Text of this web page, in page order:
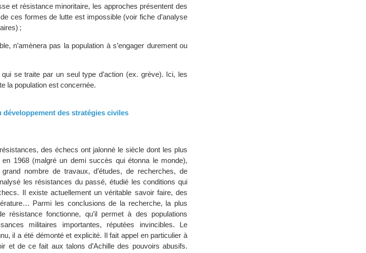
et résistance minoritaire, les approches présentent des
ces formes de lutte est impossible (voir fiche d’analyse
;
n’amènera pas la population à s’engager durement ou
se traite par un seul type d’action (ex. grève). Ici, les
la population est concernée.
développement des stratégies civiles
des échecs ont jalonné le siècle dont les plus
1968 (malgré un demi succès qui étonna le monde),
nombre de travaux, d’études, de recherches, de
les résistances du passé, étudié les conditions qui
Il existe actuellement un véritable savoir faire, des
Parmi les conclusions de la recherche, la plus
fonctionne, qu’il permet à des populations
militaires importantes, réputées invincibles. Le
il a été démonté et explicité. Il fait appel en particulier à
et de ce fait aux talons d’Achille des pouvoirs abusifs.